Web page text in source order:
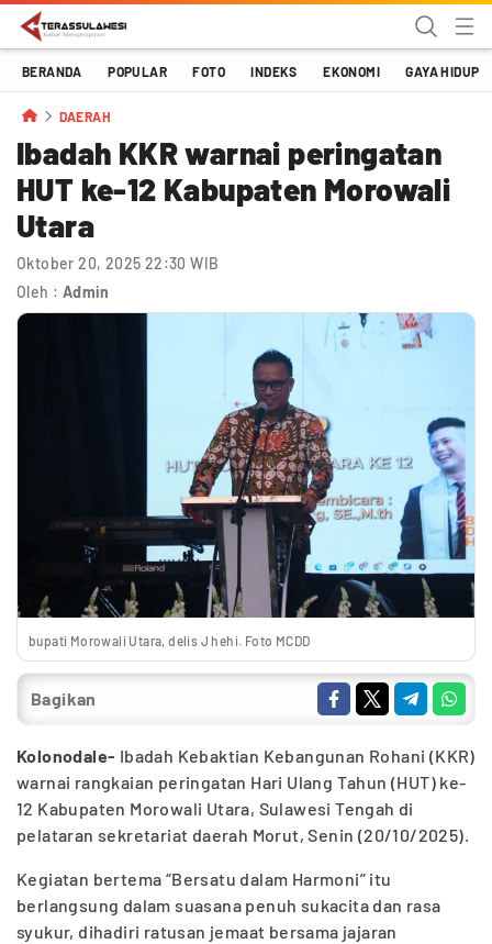
Terassulawesi
Kabar Menginspirasi
BERANDA POPULAR FOTO INDEKS EKONOMI GAYA HIDUP
DAERAH
Ibadah KKR warnai peringatan
HUT ke-12 Kabupaten Morowali
Utara
Oktober 20, 2025 22:30 WIB
Oleh : Admin
bupati Morowali Utara, delis J hehi. Foto MCDD
Bagikan
Kolonodale- Ibadah Kebaktian Kebangunan Rohani (KKR)
warnai rangkaian peringatan Hari Ulang Tahun (HUT) ke-
12 Kabupaten Morowali Utara, Sulawesi Tengah di
pelataran sekretariat daerah Morut, Senin (20/10/2025).
Kegiatan bertema “Bersatu dalam Harmoni” itu
berlangsung dalam suasana penuh sukacita dan rasa
syukur, dihadiri ratusan jemaat bersama jajaran